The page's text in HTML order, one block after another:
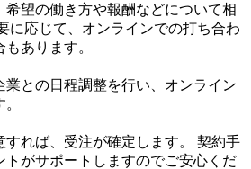
希望の働き方や報酬などについて相
に応じて、オンラインでの打ち合わ
あります。
業との日程調整を行い、オンライン
すれば、受注が確定します。 契約手
トがサポートしますのでご安心くだ